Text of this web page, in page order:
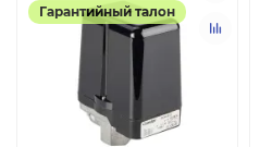
Гарантийный талон